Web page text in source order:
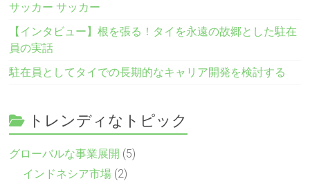
サッカー サッカー
【インタビュー】根を張る！タイを永遠の故郷とした駐在
員の実話
駐在員としてタイでの長期的なキャリア開発を検討する
トレンディなトピック
グローバルな事業展開 (5)
インドネシア市場 (2)